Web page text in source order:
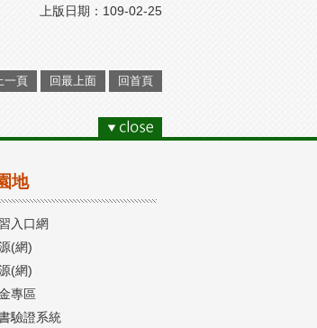
上版日期：109-02-25
一頁 回最上面 回首頁
地
入口網
(網)
(網)
專區
驗證系統